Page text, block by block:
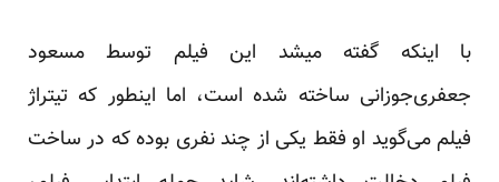
با اینکه گفته میشد این فیلم توسط مسعود
جعفری‌جوزانی ساخته شده است، اما اینطور که تیتراژ
فیلم می‌گوید او فقط یکی از چند نفری بوده که در ساخت